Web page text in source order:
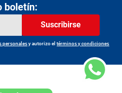
boletín:
Suscribirse
personalesy autorizo eltérminos y condiciones